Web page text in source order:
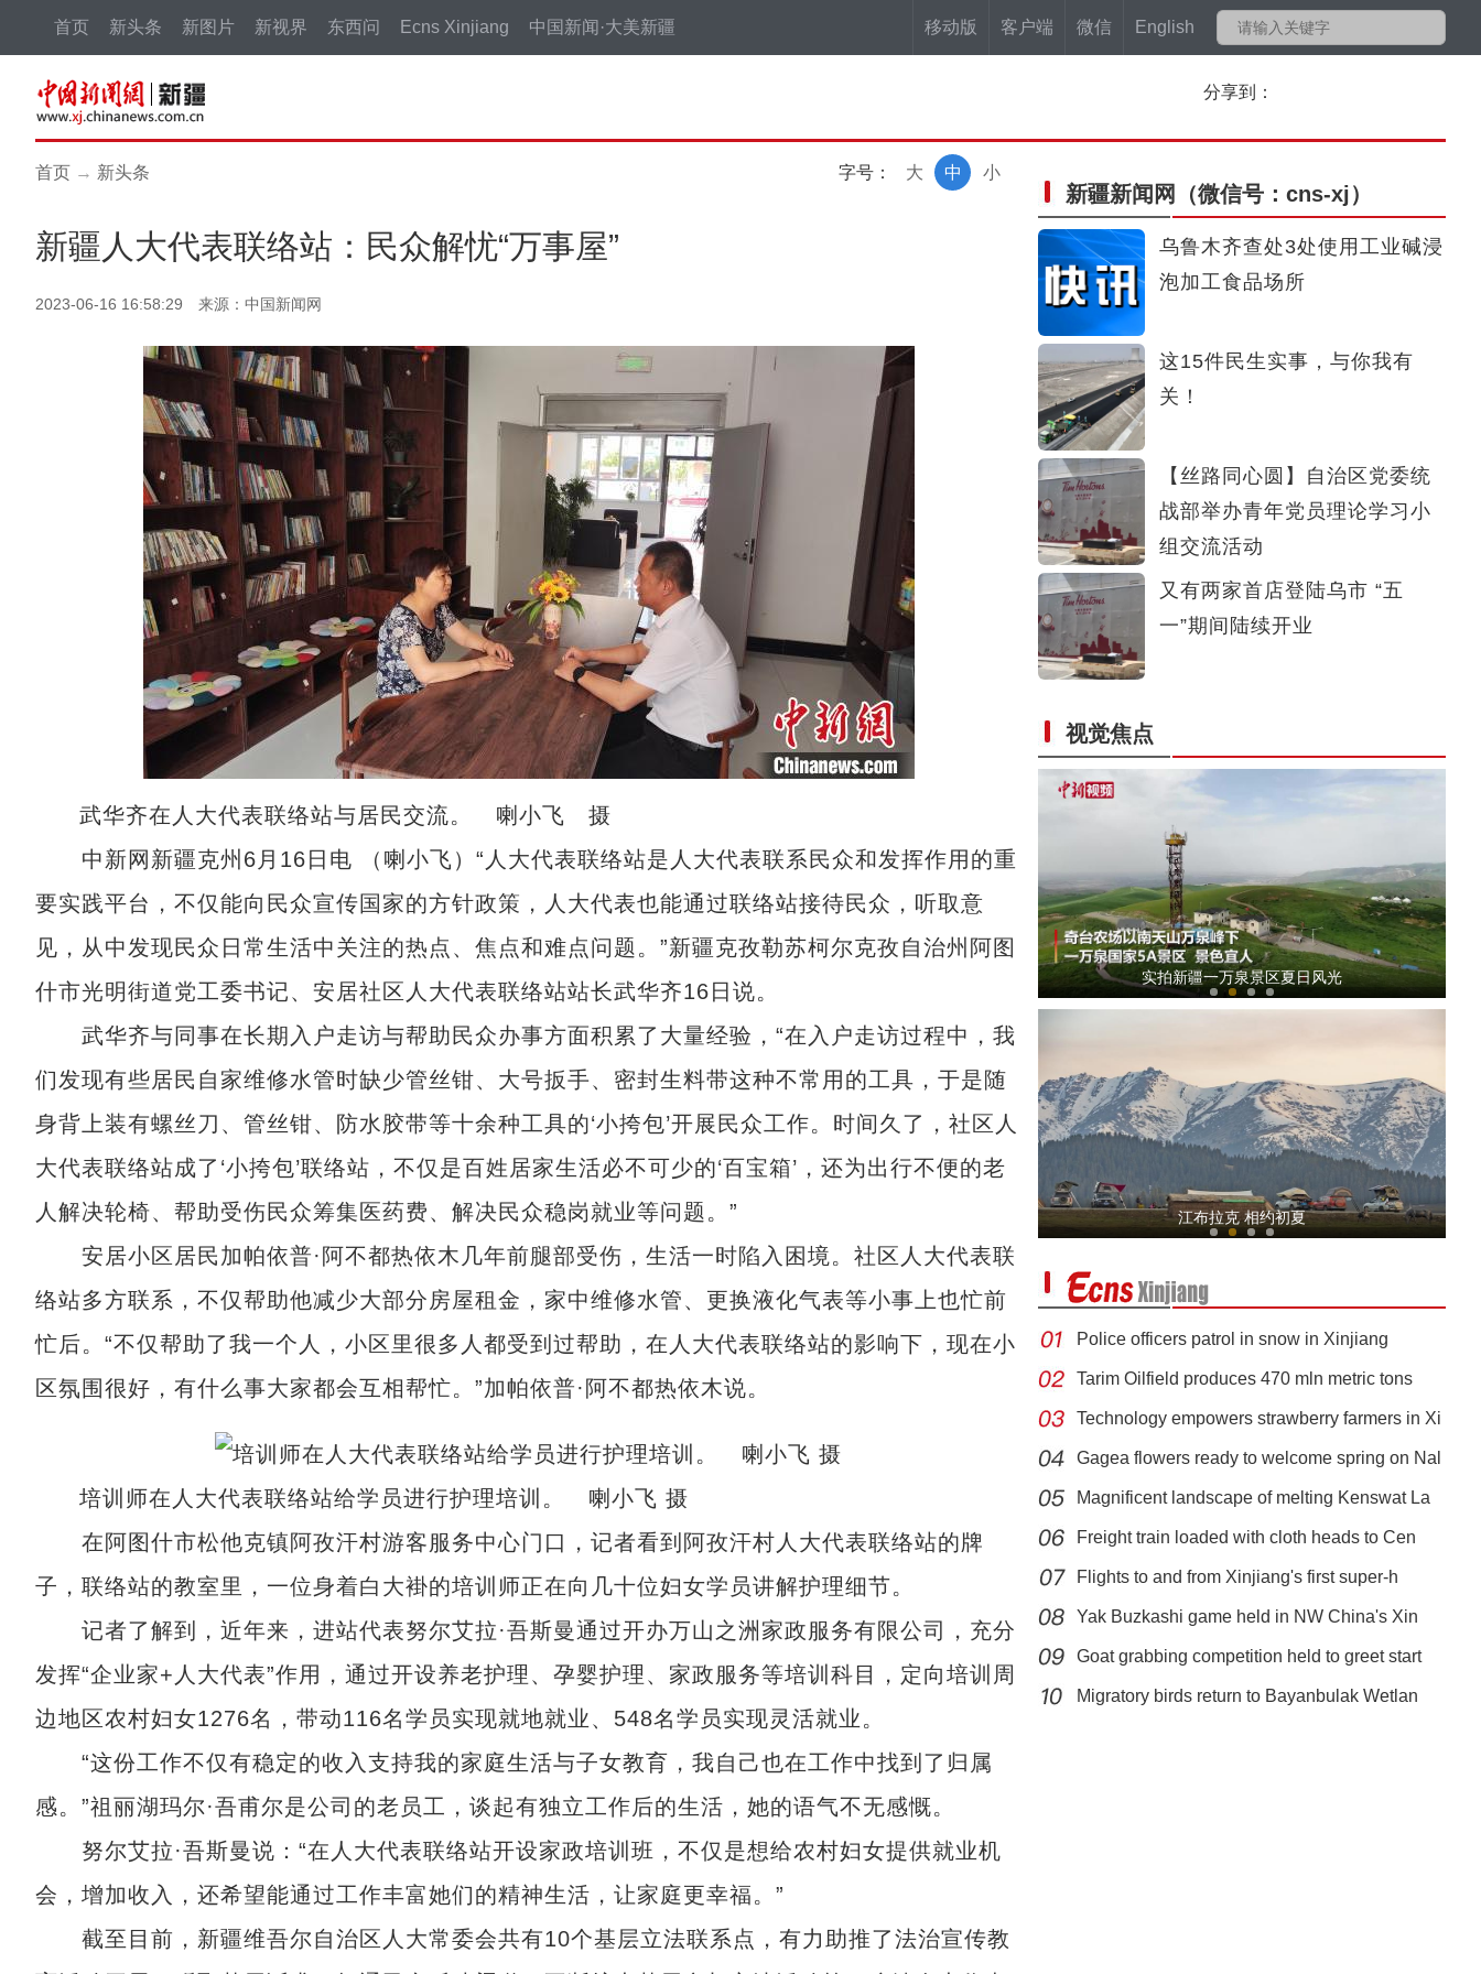
移动版 客户端 微信 English
首页 新头条 新图片 新视界 东西问 Ecns Xinjiang 中国新闻·大美新疆
分享到：
首页 → 新头条 字号： 小
中
大
新疆人大代表联络站：民众解忧“万事屋”
2023-06-16 16:58:29 来源：中国新闻网
武华齐在人大代表联络站与居民交流。 喇小飞 摄
中新网新疆克州6月16日电 （喇小飞）“人大代表联络站是人大代表联系民众和发挥作用的重
要实践平台，不仅能向民众宣传国家的方针政策，人大代表也能通过联络站接待民众，听取意
见，从中发现民众日常生活中关注的热点、焦点和难点问题。”新疆克孜勒苏柯尔克孜自治州阿图
什市光明街道党工委书记、安居社区人大代表联络站站长武华齐16日说。
武华齐与同事在长期入户走访与帮助民众办事方面积累了大量经验，“在入户走访过程中，我
们发现有些居民自家维修水管时缺少管丝钳、大号扳手、密封生料带这种不常用的工具，于是随
身背上装有螺丝刀、管丝钳、防水胶带等十余种工具的‘小挎包’开展民众工作。时间久了，社区人
大代表联络站成了‘小挎包’联络站，不仅是百姓居家生活必不可少的‘百宝箱’，还为出行不便的老
人解决轮椅、帮助受伤民众筹集医药费、解决民众稳岗就业等问题。”
安居小区居民加帕依普·阿不都热依木几年前腿部受伤，生活一时陷入困境。社区人大代表联
络站多方联系，不仅帮助他减少大部分房屋租金，家中维修水管、更换液化气表等小事上也忙前
忙后。“不仅帮助了我一个人，小区里很多人都受到过帮助，在人大代表联络站的影响下，现在小
区氛围很好，有什么事大家都会互相帮忙。”加帕依普·阿不都热依木说。
培训师在人大代表联络站给学员进行护理培训。 喇小飞 摄
在阿图什市松他克镇阿孜汗村游客服务中心门口，记者看到阿孜汗村人大代表联络站的牌
子，联络站的教室里，一位身着白大褂的培训师正在向几十位妇女学员讲解护理细节。
记者了解到，近年来，进站代表努尔艾拉·吾斯曼通过开办万山之洲家政服务有限公司，充分
发挥“企业家+人大代表”作用，通过开设养老护理、孕婴护理、家政服务等培训科目，定向培训周
边地区农村妇女1276名，带动116名学员实现就地就业、548名学员实现灵活就业。
“这份工作不仅有稳定的收入支持我的家庭生活与子女教育，我自己也在工作中找到了归属
感。”祖丽湖玛尔·吾甫尔是公司的老员工，谈起有独立工作后的生活，她的语气不无感慨。
努尔艾拉·吾斯曼说：“在人大代表联络站开设家政培训班，不仅是想给农村妇女提供就业机
会，增加收入，还希望能通过工作丰富她们的精神生活，让家庭更幸福。”
截至目前，新疆维吾尔自治区人大常委会共有10个基层立法联系点，有力助推了法治宣传教
新疆新闻网 （微信号：cns-xj）
乌鲁木齐查处3处使用工业碱浸
泡加工食品场所
这15件民生实事，与你我有
关！
【丝路同心圆】自治区党委统
战部举办青年党员理论学习小
组交流活动
又有两家首店登陆乌市 “五
一”期间陆续开业
视觉焦点
《游在新疆、吃住在兵团》系列短视频：九师
实拍新疆科桑溶洞国家森林公园夏日美景
实拍新疆一万泉景区夏日风光
新疆兵团曲子戏：老调新唱有新意
实拍新疆科桑溶洞国家森林公园夏日美景
江布拉克 相约初夏
Police officers patrol in snow in Xinjiang
Tarim Oilfield produces 470 mln metric tons
Technology empowers strawberry farmers in Xi
Gagea flowers ready to welcome spring on Nal
Magnificent landscape of melting Kenswat La
Freight train loaded with cloth heads to Cen
Flights to and from Xinjiang's first super-h
Yak Buzkashi game held in NW China's Xin
Goat grabbing competition held to greet start
Migratory birds return to Bayanbulak Wetlan